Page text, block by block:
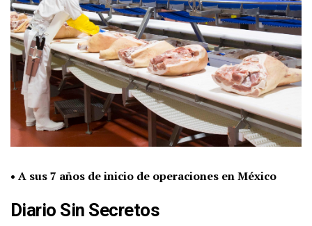
• A sus 7 años de inicio de operaciones en México
Diario Sin Secretos